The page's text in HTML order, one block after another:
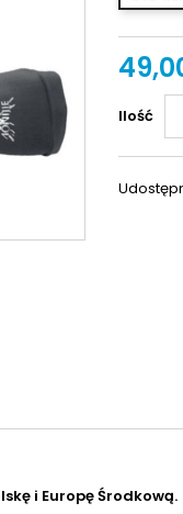
Ilość
i Europę Środkową.